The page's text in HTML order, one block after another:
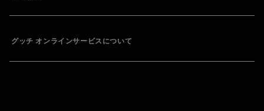
グッチ オンラインサービスについて